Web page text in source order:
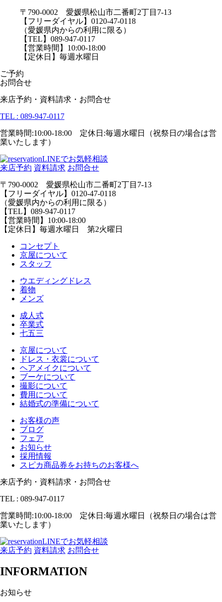
〒790-0002 愛媛県松山市二番町2丁目7-13
【フリーダイヤル】0120-47-0118
（愛媛県内からの利用に限る）
【TEL】089-947-0117
【営業時間】10:00-18:00
【定休日】毎週水曜日
ご予約
お問合せ
来店予約・資料請求・お問合せ
TEL : 089-947-0117
営業時間:10:00-18:00 定休日:毎週水曜日（祝祭日の場合は営
業いたします）
LINEでお気軽相談
来店予約 資料請求 お問合せ
〒790-0002 愛媛県松山市二番町2丁目7-13
【フリーダイヤル】0120-47-0118
（愛媛県内からの利用に限る）
【TEL】089-947-0117
【営業時間】10:00-18:00
【定休日】毎週水曜日 第2火曜日
コンセプト
京屋について
スタッフ
ウエディングドレス
着物
メンズ
成人式
卒業式
七五三
京屋について
ドレス・衣裳について
ヘアメイクについて
ブーケについて
撮影について
費用について
結婚式の準備について
お客様の声
ブログ
フェア
お知らせ
採用情報
スピカ商品券をお持ちのお客様へ
来店予約・資料請求・お問合せ
TEL : 089-947-0117
営業時間:10:00-18:00 定休日:毎週水曜日（祝祭日の場合は営
業いたします）
LINEでお気軽相談
来店予約 資料請求 お問合せ
INFORMATION
お知らせ